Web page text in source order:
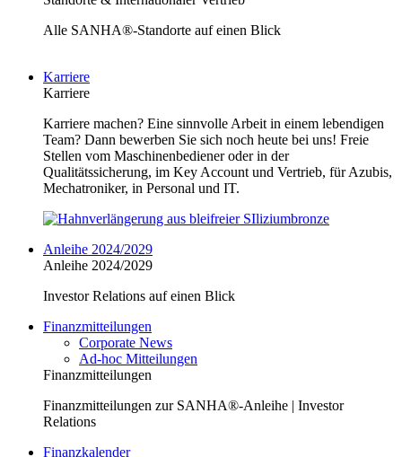
Alle SANHA®-Standorte auf einen Blick
Karriere
Karriere
Karriere machen? Eine sinnvolle Arbeit in einem lebendigen
Team? Dann bewerben Sie sich noch heute bei uns! Freie
Stellen vom Maschinenbediener oder in der
Qualitätssicherung, im Key Account und Vertrieb, für Azubis,
Mechatroniker, in Personal und IT.
Anleihe 2024/2029
Anleihe 2024/2029
Investor Relations auf einen Blick
Finanzmitteilungen
Corporate News
Ad-hoc Mitteilungen
Finanzmitteilungen
Finanzmitteilungen zur SANHA®-Anleihe | Investor
Relations
Finanzkalender